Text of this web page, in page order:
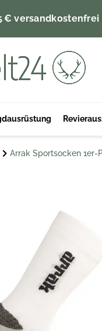
€ versandkostenfrei
Arrak Sportsocken 1er-